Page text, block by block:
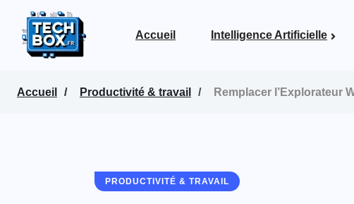
Accueil Intelligence Artificielle
Accueil Productivité & travail Remplacer l’Explorateur
PRODUCTIVITÉ & TRAVAIL